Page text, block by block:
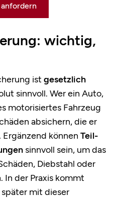
wichtig,
ist gesetzlich
sinnvoll. Wer ein Auto,
motorisiertes Fahrzeug
absichern, die er
können Teil-
sinnvoll sein, um das
Diebstahl oder
In der Praxis kommt
mit dieser